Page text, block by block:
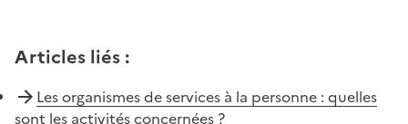
Articles liés :
Les organismes de services à la personne : quelles
sont les activités concernées ?